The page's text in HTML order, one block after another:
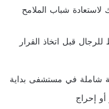
شباب الملامح
قبل اتخاذ القرار
شاملة في مستشفى بداية
إحراج